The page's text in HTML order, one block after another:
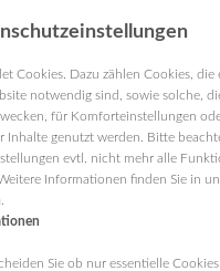
Anfahrt Datenschutz Impressum
Cookies. Dazu zählen Cookies, die
notwendig sind, sowie solche,
für Komforteinstellungen
Inhalte genutzt werden. Bitte
evtl. nicht mehr alle
Informationen finden Sie in
Sie ob nur essentielle